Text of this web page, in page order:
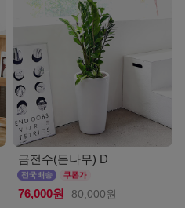
금전수(돈나무) D
76,000원 80,000원